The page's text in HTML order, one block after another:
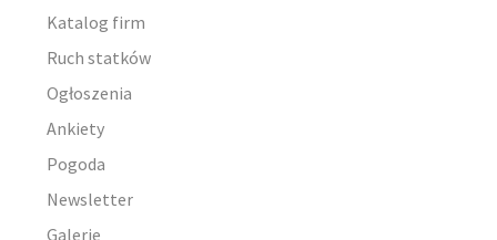
Katalog firm
Ruch statków
Ogłoszenia
Ankiety
Pogoda
Newsletter
Galerie